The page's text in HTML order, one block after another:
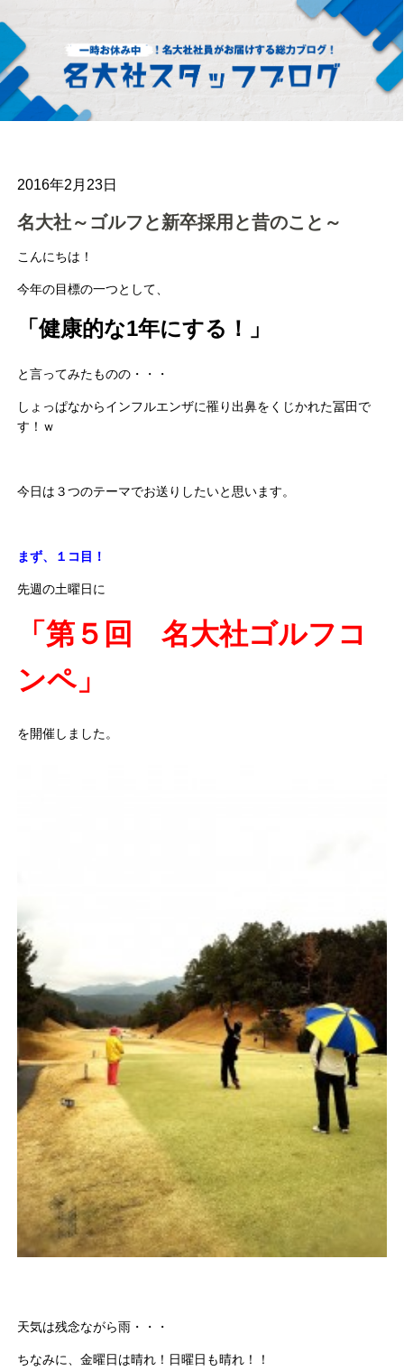
2016年2月23日
名大社～ゴルフと新卒採用と昔のこと～
こんにちは！
今年の目標の一つとして、
「健康的な1年にする！」
と言ってみたものの・・・
しょっぱなからインフルエンザに罹り出鼻をくじかれた冨田で
す！ｗ
今日は３つのテーマでお送りしたいと思います。
まず、１コ目！
先週の土曜日に
「第５回 名大社ゴルフコ
ンペ」
を開催しました。
天気は残念ながら雨・・・
ちなみに、金曜日は晴れ！日曜日も晴れ！！